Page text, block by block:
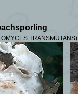
TRANSMUTANS)